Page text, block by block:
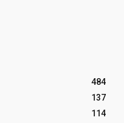
484
137
114